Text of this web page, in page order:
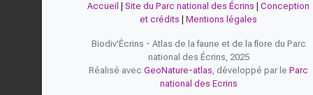
Accueil Site du Parc national des Écrins
Conception
et crédits
Mentions légales
Biodiv'Écrins - Atlas de la faune et de la flore du Parc
national des Écrins, 2025
Réalisé avec GeoNature-atlas, développé par le Parc
national des Ecrins